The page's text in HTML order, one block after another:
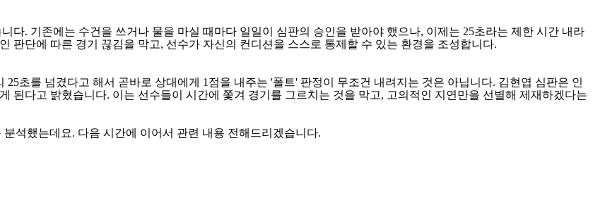
니다. 기존에는 수건을 쓰거나 물을 마실 때마다 일일이 심판의 승인을 받아야 했으나, 이제는 25초라는 제한 시간 내라
판단에 따른 경기 끊김을 막고, 선수가 자신의 컨디션을 스스로 통제할 수 있는 환경을 조성합니다.
25초를 넘겼다고 해서 곧바로 상대에게 1 점을 내주는 '폴트' 판정이 무조건 내려지는 것은 아닙니다. 김현엽 심판은 인
된다고 밝혔습니다. 이는 선수들이 시간에 쫓겨 경기를 그르치는 것을 막고, 고의적인 지연만을 선별해 제재하겠다는
분석했는데요. 다음 시간에 이어서 관련 내용 전해드리겠습니다.